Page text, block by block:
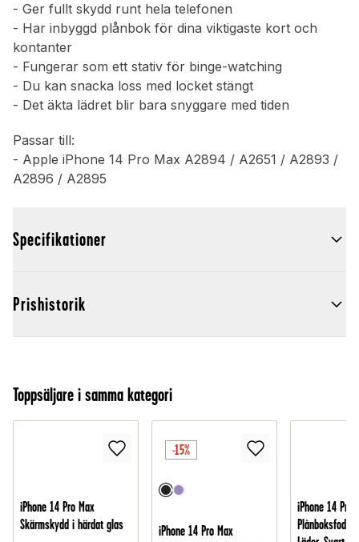
- Ger fullt skydd runt hela telefonen
- Har inbyggd plånbok för dina viktigaste kort och
kontanter
- Fungerar som ett stativ för binge-watching
- Du kan snacka loss med locket stängt
- Det äkta lädret blir bara snyggare med tiden
Passar till:
- Apple iPhone 14 Pro Max A2894 / A2651 / A2893 /
A2896 / A2895
Specifikationer
Prishistorik
Toppsäljare i samma kategori
iPhone 14 Pro Max
Skärmskydd i härdat glas
-15%
iPhone 14 Pro Max
iPhone 14 Pro